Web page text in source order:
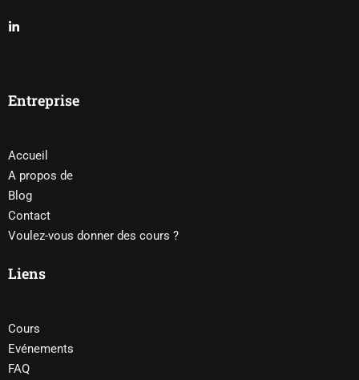
Entreprise
Accueil
A propos de
Blog
Contact
Voulez-vous donner des cours ?
Liens
Cours
Evénements
FAQ